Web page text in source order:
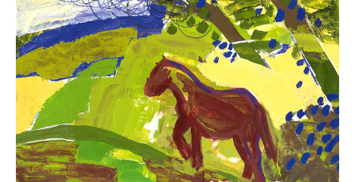
Art works 作品一覧
Catalog カタログ
Schedule スケジュール